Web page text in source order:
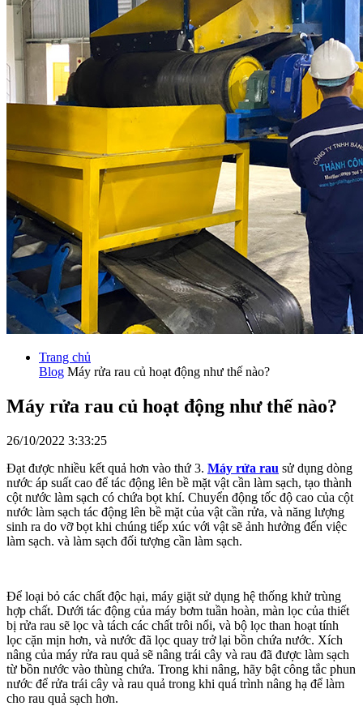
Trang chủ
Blog Máy rửa rau củ hoạt động như thế nào?
Máy rửa rau củ hoạt động như thế nào?
26/10/2022 3:33:25
Đạt được nhiều kết quả hơn vào thứ 3. Máy rửa rau sử dụng dòng
nước áp suất cao để tác động lên bề mặt vật cần làm sạch, tạo thành
cột nước làm sạch có chứa bọt khí. Chuyển động tốc độ cao của cột
nước làm sạch tác động lên bề mặt của vật cần rửa, và năng lượng
sinh ra do vỡ bọt khi chúng tiếp xúc với vật sẽ ảnh hưởng đến việc
làm sạch. và làm sạch đối tượng cần làm sạch.
Để loại bỏ các chất độc hại, máy giặt sử dụng hệ thống khử trùng
hợp chất. Dưới tác động của máy bơm tuần hoàn, màn lọc của thiết
bị rửa rau sẽ lọc và tách các chất trôi nổi, và bộ lọc than hoạt tính
lọc cặn mịn hơn, và nước đã lọc quay trở lại bồn chứa nước. Xích
nâng của máy rửa rau quả sẽ nâng trái cây và rau đã được làm sạch
từ bồn nước vào thùng chứa. Trong khi nâng, hãy bật công tắc phun
nước để rửa trái cây và rau quả trong khi quá trình nâng hạ để làm
cho rau quả sạch hơn.